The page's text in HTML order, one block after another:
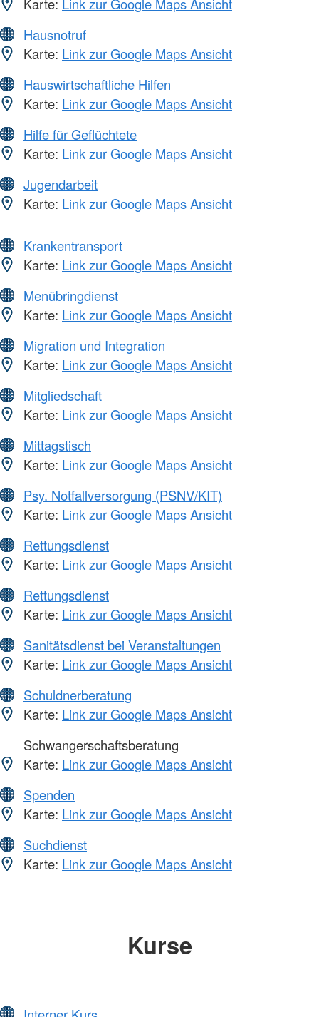
Karte: Link zur Google Maps Ansicht
Hausnotruf
Karte: Link zur Google Maps Ansicht
Hauswirtschaftliche Hilfen
Karte: Link zur Google Maps Ansicht
Hilfe für Geflüchtete
Karte: Link zur Google Maps Ansicht
Jugendarbeit
Karte: Link zur Google Maps Ansicht
Krankentransport
Karte: Link zur Google Maps Ansicht
Menübringdienst
Karte: Link zur Google Maps Ansicht
Migration und Integration
Karte: Link zur Google Maps Ansicht
Mitgliedschaft
Karte: Link zur Google Maps Ansicht
Mittagstisch
Karte: Link zur Google Maps Ansicht
Psy. Notfallversorgung (PSNV/KIT)
Karte: Link zur Google Maps Ansicht
Rettungsdienst
Karte: Link zur Google Maps Ansicht
Rettungsdienst
Karte: Link zur Google Maps Ansicht
Sanitätsdienst bei Veranstaltungen
Karte: Link zur Google Maps Ansicht
Schuldnerberatung
Karte: Link zur Google Maps Ansicht
Schwangerschaftsberatung
Karte: Link zur Google Maps Ansicht
Spenden
Karte: Link zur Google Maps Ansicht
Suchdienst
Karte: Link zur Google Maps Ansicht
Kurse